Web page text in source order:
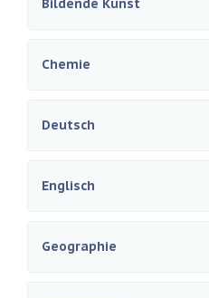
Bildende Kunst
Chemie
Deutsch
Englisch
Geographie